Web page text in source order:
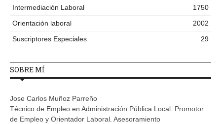
Intermediación Laboral
1750
Orientación laboral
2002
Suscriptores Especiales
29
SOBRE MÍ
Jose Carlos Muñoz Parreño
Técnico de Empleo en Administración Pública Local. Promotor
de Empleo y Orientador Laboral. Asesoramiento